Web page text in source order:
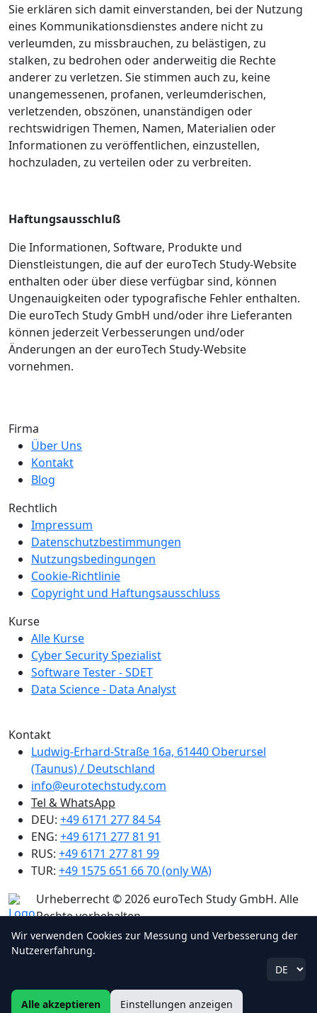
Sie erklären sich damit einverstanden, bei der Nutzung
eines Kommunikationsdienstes andere nicht zu
verleumden, zu missbrauchen, zu belästigen, zu
stalken, zu bedrohen oder anderweitig die Rechte
anderer zu verletzen. Sie stimmen auch zu, keine
unangemessenen, profanen, verleumderischen,
verletzenden, obszönen, unanständigen oder
rechtswidrigen Themen, Namen, Materialien oder
Informationen zu veröffentlichen, einzustellen,
hochzuladen, zu verteilen oder zu verbreiten.
Haftungsausschluß
Die Informationen, Software, Produkte und
Dienstleistungen, die auf der euroTech Study-Website
enthalten oder über diese verfügbar sind, können
Ungenauigkeiten oder typografische Fehler enthalten.
Die euroTech Study GmbH und/oder ihre Lieferanten
können jederzeit Verbesserungen und/oder
Änderungen an der euroTech Study-Website
vornehmen.
Firma
Über Uns
Kontakt
Blog
Rechtlich
Impressum
Datenschutzbestimmungen
Nutzungsbedingungen
Cookie-Richtlinie
Copyright und Haftungsausschluss
Kurse
Alle Kurse
Cyber Security Spezialist
Software Tester - SDET
Data Science - Data Analyst
Kontakt
Ludwig-Erhard-Straße 16a, 61440 Oberursel
(Taunus) / Deutschland
info@eurotechstudy.com
Tel & WhatsApp
DEU: +49 6171 277 84 54
ENG: +49 6171 277 81 91
RUS: +49 6171 277 81 99
TUR: +49 1575 651 66 70 (only WA)
Urheberrecht © 2026 euroTech Study GmbH. Alle
Rechte vorbehalten.
Wir verwenden Cookies zur Messung und Verbesserung der
Nutzererfahrung.
Alle akzeptieren Einstellungen anzeigen